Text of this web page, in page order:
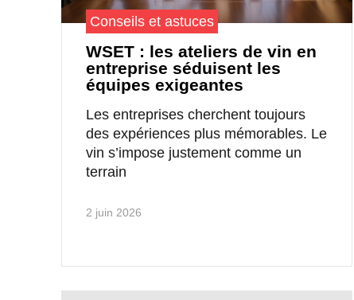
Conseils et astuces
WSET : les ateliers de vin en
entreprise séduisent les
équipes exigeantes
Les entreprises cherchent toujours
des expériences plus mémorables. Le
vin s’impose justement comme un
terrain
2 juin 2026